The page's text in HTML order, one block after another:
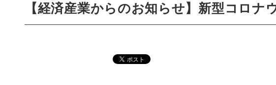
【経済産業からのお知らせ】新型コロ